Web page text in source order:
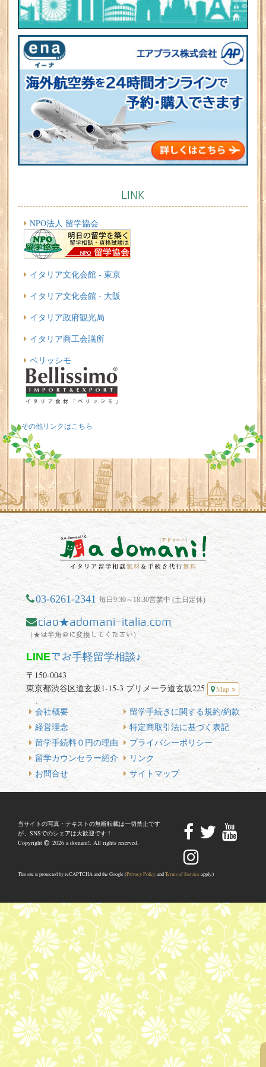
LINK
NPO法人 留学協会
イタリア文化会館 - 東京
イタリア文化会館 - 大阪
イタリア政府観光局
イタリア商工会議所
ベリッシモ
その他リンクはこちら
03-6261-2341 毎日9:30～18:30営業中 (土日定休)
ciao★adomani-italia.com
（★は半角＠に変換してください）
LINEでお手軽留学相談♪
〒150-0043
東京都渋谷区道玄坂1-15-3 プリメーラ道玄坂225
Map
会社概要
経営理念
留学手続料０円の理由
留学カウンセラー紹介
お問合せ
留学手続きに関する規約/約款
特定商取引法に基づく表記
プライバシーポリシー
リンク
サイトマップ
当サイトの写真・テキストの無断転載は一切禁止です
が、SNSでのシェアは大歓迎です！
Copyright
2026 a domani!. All rights reserved.
This site is protected by reCAPTCHA and the Google (Privacy PolicyandTerms of Service apply.)